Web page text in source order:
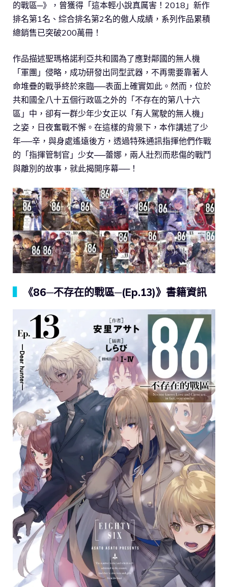
的戰區─》，曾獲得「這本輕小說真厲害！2018」新作
排名第1名、綜合排名第2名的傲人成績，系列作品累積
總銷售已突破200萬冊！
作品描述聖瑪格諾利亞共和國為了應對鄰國的無人機
「軍團」侵略，成功研發出同型武器，不再需要靠著人
命堆疊的戰爭終於來臨──表面上確實如此。然而，位於
共和國全八十五個行政區之外的「不存在的第八十六
區」中，卻有一群少年少女正以「有人駕駛的無人機」
之姿，日夜奮戰不懈。在這樣的背景下，本作講述了少
年──辛，與身處遙遠後方，透過特殊通訊指揮他們作戰
的「指揮管制官」少女──蕾娜，兩人壯烈而悲傷的戰鬥
與離別的故事，就此揭開序幕──！
《86─不存在的戰區─(Ep.13)》書籍資訊